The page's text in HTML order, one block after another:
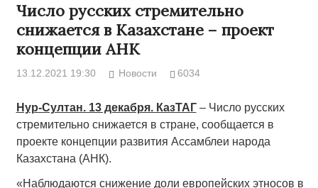
Число русских стремительно
снижается в Казахстане – проект
концепции АНК
13.12.2021 19:30 Новости 6034
Нур-Султан. 13 декабря. КазТАГ– Число русских
стремительно снижается в стране, сообщается в
проекте концепции развития Ассамблеи народа
Казахстана (АНК).
«Наблюдаются снижение доли европейских этносов в